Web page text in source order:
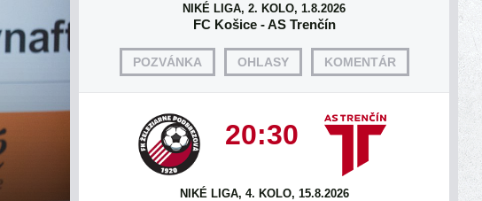
NIKÉ LIGA, 2. KOLO, 1.8.2026
FC Košice - AS Trenčín
POZVÁNKA OHLASY KOMENTÁR
20:30
NIKÉ LIGA, 4. KOLO, 15.8.2026